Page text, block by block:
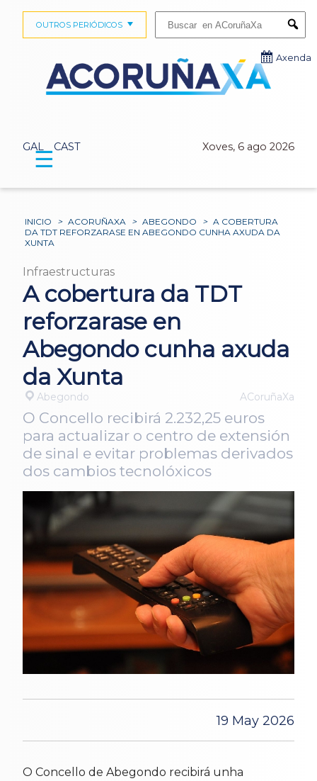
GAL CAST Xoves, 6 ago 2026
OUTROS PERIÓDICOS
Axenda
☰
INICIO > ACORUÑAXA > ABEGONDO > A COBERTURA
DA TDT REFORZARASE EN ABEGONDO CUNHA AXUDA DA
XUNTA
Infraestructuras
A cobertura da TDT
reforzarase en
Abegondo cunha axuda
da Xunta
Abegondo ACoruñaXa
O Concello recibirá 2.232,25 euros
para actualizar o centro de extensión
de sinal e evitar problemas derivados
dos cambios tecnolóxicos
19 May 2026
O Concello de Abegondo recibirá unha